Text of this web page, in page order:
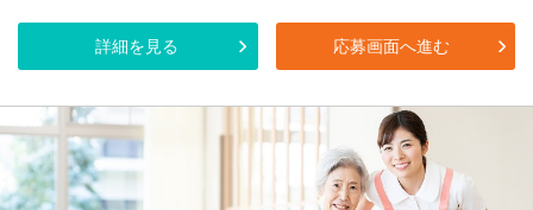
詳細を見る 応募画面へ進む